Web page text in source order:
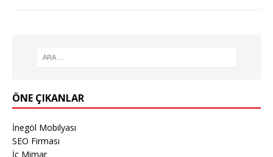
ÖNE ÇIKANLAR
İnegöl Mobilyası
SEO Firması
İç Mimar